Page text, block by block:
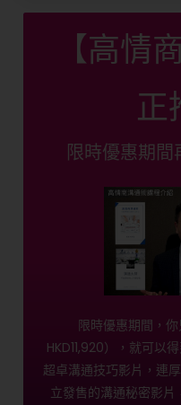
【高情
正
限時優惠期間
限時優惠期間，
HKD11,920），就可以
超卓溝通技巧影片，連
立發售的溝通秘密影